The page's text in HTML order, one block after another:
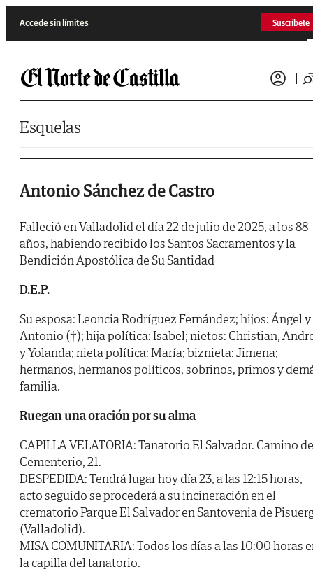
Accede sin límites Suscríbete
Esquelas
Antonio Sánchez de Castro
Falleció en Valladolid el día 22 de julio de 2025, a los 88
años, habiendo recibido los Santos Sacramentos y la
Bendición Apostólica de Su Santidad
D.E.P.
Su esposa: Leoncia Rodríguez Fernández; hijos: Ángel y
Antonio (†); hija política: Isabel; nietos: Christian,
y Yolanda; nieta política: María; biznieta: Jimena;
hermanos, hermanos políticos, sobrinos, primos y
familia.
Ruegan una oración por su alma
CAPILLA VELATORIA: Tanatorio El Salvador. Camino
Cementerio, 21.
DESPEDIDA: Tendrá lugar hoy día 23, a las 12:15 horas,
acto seguido se procederá a su incineración en el
crematorio Parque El Salvador en Santovenia de
(Valladolid).
MISA COMUNITARIA: Todos los días a las 10:00 horas
la capilla del tanatorio.